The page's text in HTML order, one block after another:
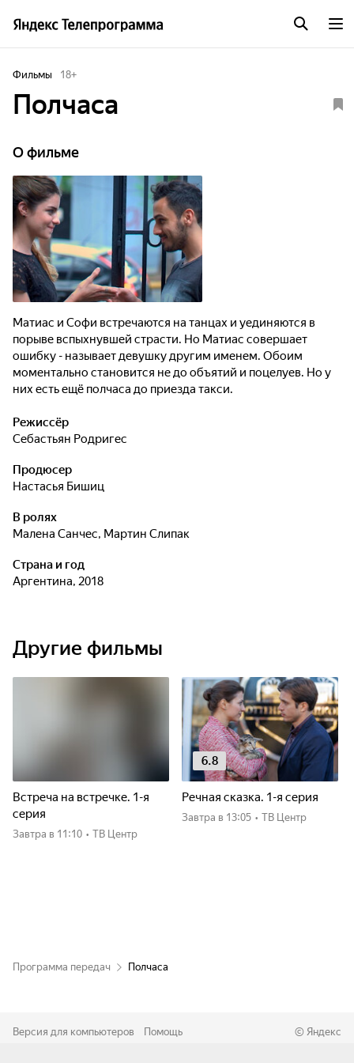
Фильмы 18+
Полчаса
О фильме
Матиас и Софи встречаются на танцах и уединяются в
порыве вспыхнувшей страсти. Но Матиас совершает
ошибку - называет девушку другим именем. Обоим
моментально становится не до объятий и поцелуев. Но у
них есть ещё полчаса до приезда такси.
Режиссёр
Себастьян Родригес
Продюсер
Настасья Бишиц
В ролях
Малена Санчес, Мартин Слипак
Страна и год
Аргентина, 2018
Другие фильмы
Встреча на встречке. 1-я
серия
Завтра в 11:10 • ТВ Центр
6.8
Речная сказка. 1-я серия
Завтра в 13:05 • ТВ Центр
Программа передач Полчаса
Версия для компьютеров Помощь © Яндекс